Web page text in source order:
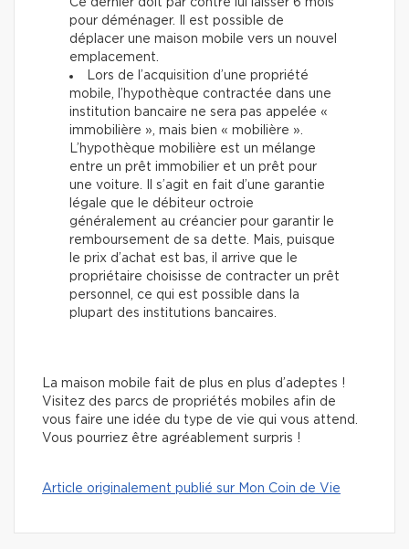
Ce dernier doit par contre lui laisser 6 mois
pour déménager. Il est possible de
déplacer une maison mobile vers un nouvel
emplacement.
Lors de l’acquisition d’une propriété
mobile, l’hypothèque contractée dans une
institution bancaire ne sera pas appelée «
immobilière », mais bien « mobilière ».
L’hypothèque mobilière est un mélange
entre un prêt immobilier et un prêt pour
une voiture. Il s’agit en fait d’une garantie
légale que le débiteur octroie
généralement au créancier pour garantir le
remboursement de sa dette. Mais, puisque
le prix d’achat est bas, il arrive que le
propriétaire choisisse de contracter un prêt
personnel, ce qui est possible dans la
plupart des institutions bancaires.
La maison mobile fait de plus en plus d’adeptes !
Visitez des parcs de propriétés mobiles afin de
vous faire une idée du type de vie qui vous attend.
Vous pourriez être agréablement surpris !
Article originalement publié sur Mon Coin de Vie